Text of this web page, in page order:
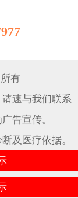
有
速与我们联系
告宣传。
及医疗依据。